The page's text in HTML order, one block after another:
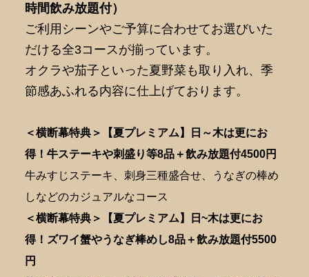
時間飲み放題付）
ご利用シーンやご予算に合わせてお選びいた
だける全3コースが揃っています。
オクラや茄子といった夏野菜も取り入れ、季
節感あふれる内容に仕上げております。
＜横断幕特典＞【夏プレミアム】日～木は更にお
得！牛ステーキや刺盛り等8品＋飲み放題付4500円
牛みすじステーキ、刺身三種盛合せ、うなぎの棒め
しなどのカジュアルなコース
＜横断幕特典＞【夏プレミアム】日~木は更にお
得！ズワイ蟹やうなぎ棒めし8品＋飲み放題付5500
円